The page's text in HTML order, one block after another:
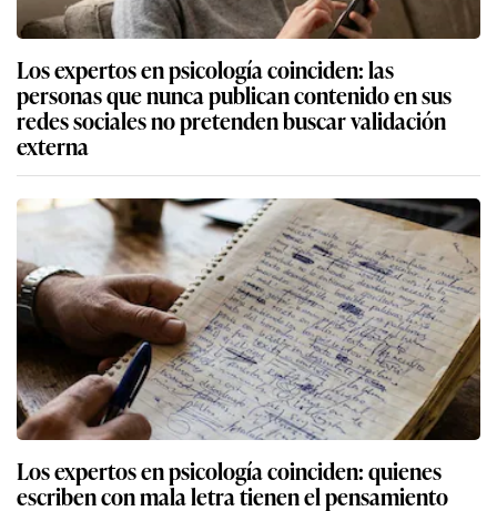
Los expertos en psicología coinciden: las
personas que nunca publican contenido en sus
redes sociales no pretenden buscar validación
externa
Los expertos en psicología coinciden: quienes
escriben con mala letra tienen el pensamiento